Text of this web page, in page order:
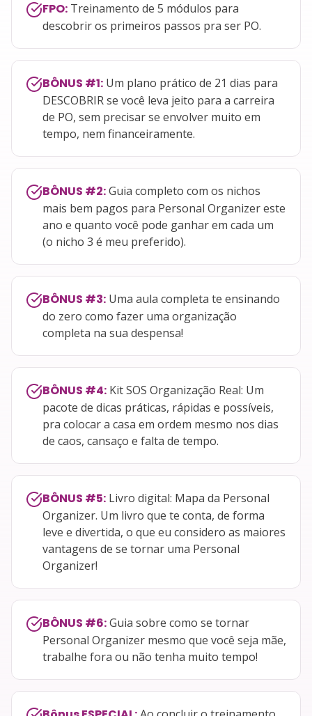
FPO: Treinamento de 5 módulos para
descobrir os primeiros passos pra ser PO.
BÔNUS #1: Um plano prático de 21 dias para
DESCOBRIR se você leva jeito para a carreira
de PO, sem precisar se envolver muito em
tempo, nem financeiramente.
BÔNUS #2:Guia completo com os nichos
mais bem pagos para Personal Organizer este
ano e quanto você pode ganhar em cada um
(o nicho 3 é meu preferido).
BÔNUS #3: Uma aula completa te ensinando
do zero como fazer uma organização
completa na sua despensa!
BÔNUS #4: Kit SOS Organização Real: Um
pacote de dicas práticas, rápidas e possíveis,
pra colocar a casa em ordem mesmo nos dias
de caos, cansaço e falta de tempo.
BÔNUS #5: Livro digital: Mapa da Personal
Organizer. Um livro que te conta, de forma
leve e divertida, o que eu considero as maiores
vantagens de se tornar uma Personal
Organizer!
BÔNUS #6:Guia sobre como se tornar
Personal Organizer mesmo que você seja mãe,
trabalhe fora ou não tenha muito tempo!